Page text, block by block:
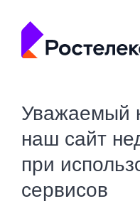
Уважаемый
наш сайт
при
сервисов